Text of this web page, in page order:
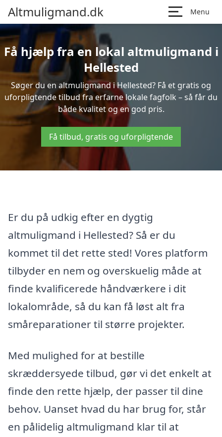
Altmuligmand.dk Menu
Få hjælp fra en lokal altmuligmand i
Hellested
Søger du en altmuligmand i Hellested? Få et gratis og
uforpligtende tilbud fra erfarne lokale fagfolk – så får du
både kvalitet og en god pris.
Få tilbud, gratis og uforpligtende
Er du på udkig efter en dygtig
altmuligmand i Hellested? Så er du
kommet til det rette sted! Vores platform
tilbyder en nem og overskuelig måde at
finde kvalificerede håndværkere i dit
lokalområde, så du kan få løst alt fra
småreparationer til større projekter.
Med mulighed for at bestille
skræddersyede tilbud, gør vi det enkelt at
finde den rette hjælp, der passer til dine
behov. Uanset hvad du har brug for, står
en pålidelig altmuligmand klar til at